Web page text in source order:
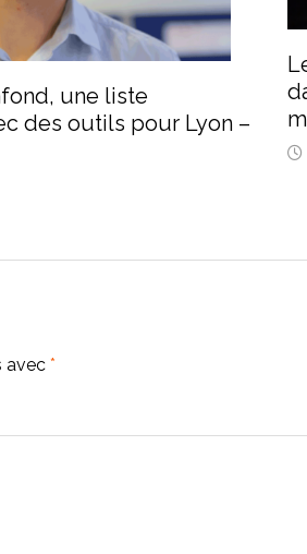
une liste
des outils pour Lyon –
avec*